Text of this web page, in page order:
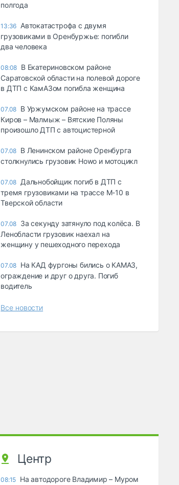
полгода
13:36 Автокатастрофа с двумя
грузовиками в Оренбуржье: погибли
два человека
08:08 В Екатериновском районе
Саратовской области на полевой дороге
в ДТП с КамАЗом погибла женщина
07.08 В Уржумском районе на трассе
Киров – Малмыж – Вятские Поляны
произошло ДТП с автоцистерной
07.08 В Ленинском районе Оренбурга
столкнулись грузовик Howo и мотоцикл
07.08 Дальнобойщик погиб в ДТП с
тремя грузовиками на трассе М-10 в
Тверской области
07.08 За секунду затянуло под колёса. В
Ленобласти грузовик наехал на
женщину у пешеходного перехода
07.08 На КАД фургоны бились о КАМАЗ,
ограждение и друг о друга. Погиб
водитель
Все новости
Центр
08:15 На автодороге Владимир – Муром